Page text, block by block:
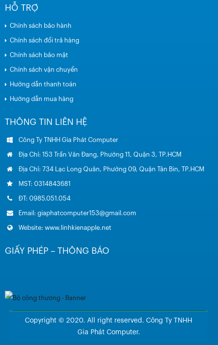
HỖ TRỢ
Chính sách bảo hành
Chính sách đổi trả hàng
Chính sách bảo mật
Chính sách vận chuyển
Hướng dẫn thanh toán
Hướng dẫn mua hàng
THÔNG TIN LIÊN HỆ
Công Ty TNHH Gia Phát Computer
Địa Chỉ: 153 Trần Văn Đang, Phường 11, Quận 3, TP.HCM
Địa Chỉ: 734 Lạc Long Quân, Phường 09, Quận Tân Bin, TP.HCM
MST: 0314843681
ĐT: 0985.051.054
Email: giaphatcomputer153@gmail.com
Website: www.linhkienapple.net
GIẤY PHÉP – THÔNG BÁO
Copyright © 2020. All right reserved. Công Ty TNHH
Gia Phát Computer.